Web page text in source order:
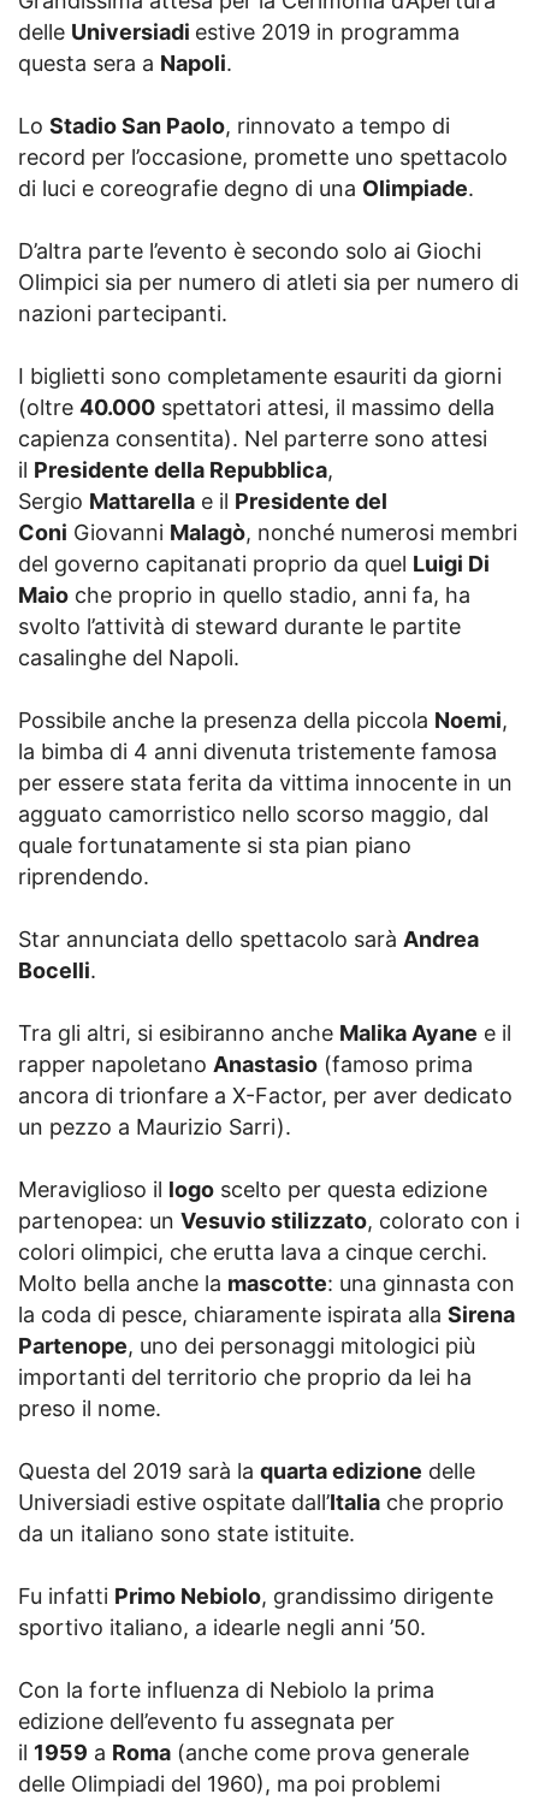
delle Universiadi estive 2019 in programma
questa sera a Napoli.
Lo Stadio San Paolo, rinnovato a tempo di
record per l’occasione, promette uno spettacolo
di luci e coreografie degno di una Olimpiade.
D’altra parte l’evento è secondo solo ai Giochi
Olimpici sia per numero di atleti sia per numero di
nazioni partecipanti.
I biglietti sono completamente esauriti da giorni
(oltre 40.000 spettatori attesi, il massimo della
capienza consentita). Nel parterre sono attesi
il Presidente della Repubblica,
Sergio Mattarella e il Presidente del
Coni Giovanni Malagò, nonché numerosi membri
del governo capitanati proprio da quel Luigi Di
Maio che proprio in quello stadio, anni fa, ha
svolto l’attività di steward durante le partite
casalinghe del Napoli.
Possibile anche la presenza della piccola Noemi,
la bimba di 4 anni divenuta tristemente famosa
per essere stata ferita da vittima innocente in un
agguato camorristico nello scorso maggio, dal
quale fortunatamente si sta pian piano
riprendendo.
Star annunciata dello spettacolo sarà Andrea
Bocelli.
Tra gli altri, si esibiranno anche Malika Ayane e il
rapper napoletano Anastasio (famoso prima
ancora di trionfare a X-Factor, per aver dedicato
un pezzo a Maurizio Sarri).
Meraviglioso il logo scelto per questa edizione
partenopea: un Vesuvio stilizzato, colorato con i
colori olimpici, che erutta lava a cinque cerchi.
Molto bella anche la mascotte: una ginnasta con
la coda di pesce, chiaramente ispirata alla Sirena
Partenope, uno dei personaggi mitologici più
importanti del territorio che proprio da lei ha
preso il nome.
Questa del 2019 sarà la quarta edizione delle
Universiadi estive ospitate dall’Italia che proprio
da un italiano sono state istituite.
Fu infatti Primo Nebiolo, grandissimo dirigente
sportivo italiano, a idearle negli anni ’50.
Con la forte influenza di Nebiolo la prima
edizione dell’evento fu assegnata per
il 1959 a Roma (anche come prova generale
delle Olimpiadi del 1960), ma poi problemi